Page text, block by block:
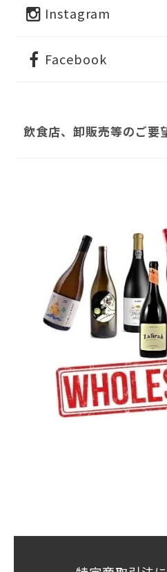
Instagram
Facebook
飲食店、卸販売等のご要